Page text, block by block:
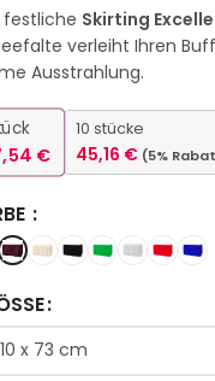
festliche Skirting
verleiht Ihren
Ausstrahlung.
€
10 stücke
45,16 € (5%